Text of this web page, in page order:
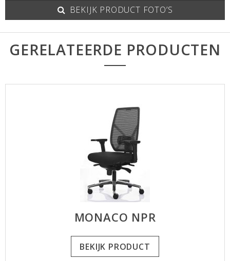
BEKIJK PRODUCT FOTO’S
GERELATEERDE PRODUCTEN
MONACO NPR
BEKIJK PRODUCT